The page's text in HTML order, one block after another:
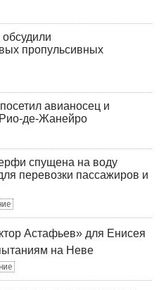
пропульсивных
авианосец и
де-Жанейро
спущена на воду
перевозки пассажиров и
Астафьев» для Енисея
на Неве